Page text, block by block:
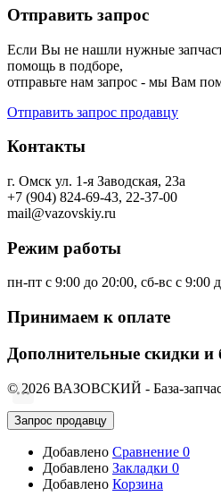
Отправить запрос
Если Вы не нашли нужные
помощь в подборе,
отправьте нам запрос - мы Вам
Отправить запрос продавцу
Контакты
г. Омск ул. 1-я Заводская, 23а
+7 (904) 824-69-43, 22-37-00
mail@vazovskiy.ru
Режим работы
пн-пт с 9:00 до 20:00, сб-вс с 9:00
Принимаем к оплате
Дополнительные скидки и
© 2026 ВАЗОВСКИЙ - База-
Запрос продавцу
Добавлено Сравнение 0
Добавлено Закладки 0
Добавлено Корзина